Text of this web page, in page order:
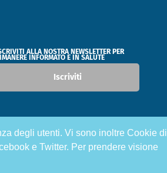
degli utenti. Vi sono inoltre Cookie di
e Twitter. Per prendere visione
ALLA NOSTRA NEWSLETTER PER
INFORMATO E IN SALUTE
Iscriviti